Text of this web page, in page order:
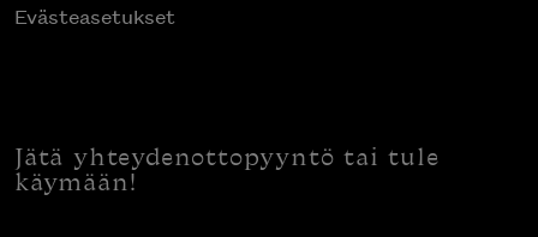
Evästeasetukset
Jätä yhteydenottopyyntö tai tule
käymään!